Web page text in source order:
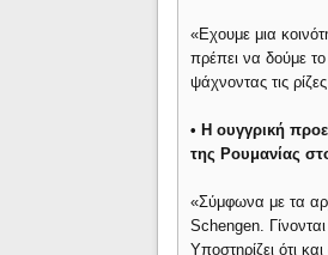
«Eχουμε μια
πρέπει να δούμε
ψάχνοντας τις
• Η ουγγρική
της Ρουμανίας
«Σύμφωνα με τα
Schengen.
Υποστηρίζει ότι